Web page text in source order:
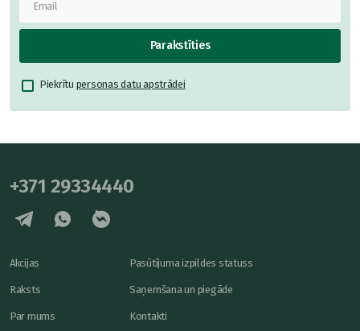
Parakstīties
Piekrītu personas datu apstrādei
+371 29334440
Akcijas
Raksts
Par mums
Pasūtījuma izpildes statuss
Saņemšana un piegāde
Kontakti